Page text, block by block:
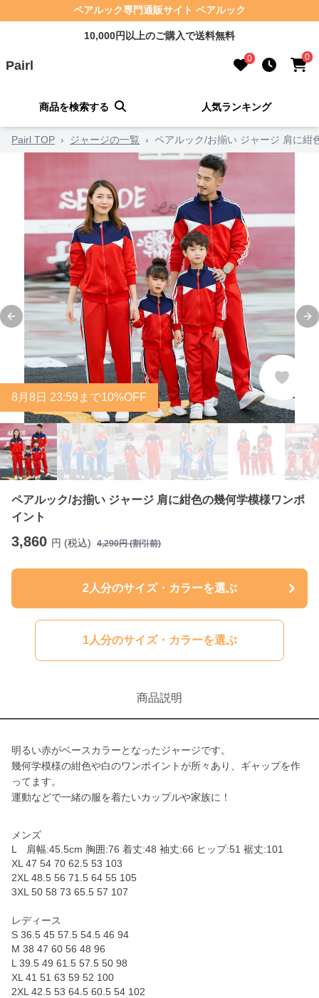
ペアルック専門通販サイト ペアルック
10,000円以上のご購入で送料無料
Pairl 0 0
商品を検索する 人気ランキング
Pairl TOP › ジャージの一覧 › ペアルック/お揃い ジャージ 肩に紺
Previous slide
8月 8日 23:59まで10%OFF
ペアルック/お揃い ジャージ 肩に紺色の幾何学模様ワンポ
イント
3,860 円 (税込) 4,290円 (割引前)
2人分のサイズ・カラーを選ぶ
1人分のサイズ・カラーを選ぶ
商品説明
明るい赤がベースカラーとなったジャージです。
幾何学模様の紺色や白のワンポイントが所々あり、ギャップを作
ってます。
運動などで一緒の服を着たいカップルや家族に！
メンズ
L 肩幅:45.5cm 胸囲:76 着丈:48 袖丈:66 ヒップ:51 裾丈:101
XL 47 54 70 62.5 53 103
2XL 48.5 56 71.5 64 55 105
3XL 50 58 73 65.5 57 107
レディース
S 36.5 45 57.5 54.5 46 94
M 38 47 60 56 48 96
L 39.5 49 61.5 57.5 50 98
XL 41 51 63 59 52 100
2XL 42.5 53 64.5 60.5 54 102